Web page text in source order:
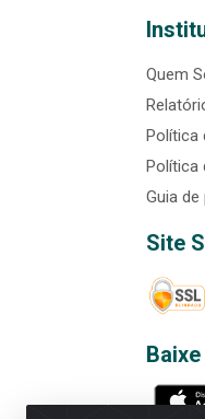
Quem
Política
Política
Guia
Site